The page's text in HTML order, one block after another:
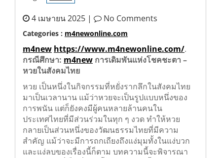
4 เมษายน 2025 | No Comments
Categories : m4newonline.com
m4newhttps://www.m4newonline.com/.
กรณีศึกษา:m4new
หวยในสังคมไทย
หวย เป็นหนึ่งในกิจกรรมที่หยั่งรากลึกในสังคมไทย
มาเป็นเวลานาน แม้ว่าหวยจะเป็นรูปแบบหนึ่งของ
การพนัน แต่ก็ยังคงมีผู้คนหลายล้านคนใน
ประเทศไทยที่มีส่วนร่วมในทุก ๆ งวด ทำให้หวย
กลายเป็นส่วนหนึ่งของวัฒนธรรมไทยที่มีความ
สำคัญ แม้ว่าจะมีการถกเถียงถึงแง่มุมทั้งในแง่บวก